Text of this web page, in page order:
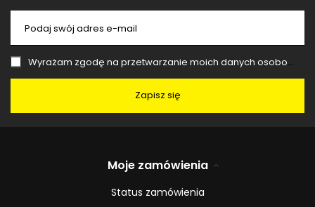
Podaj swój adres e-mail
Wyrażam zgodę na przetwarzanie moich danych osobowych (adres e-mail) na potrzeby wysyłki newslettera z informacją handlową (marketing). Więcej w
Zapisz się
Moje zamówienia
Status zamówienia